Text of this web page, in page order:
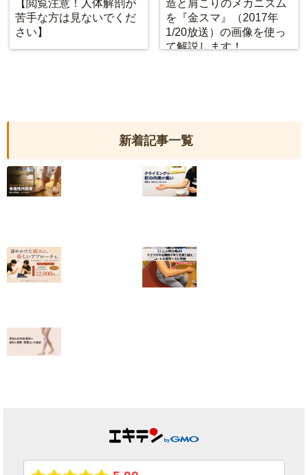
【閲覧注意！人体解剖が
苦手な方は見ないでくだ
さい】
造と肩こりのメカニズム
を『金スマ』（2017年
1/20放送）の画像を使っ
て解説します！
新着記事一覧
【有痛性外脛骨】
小6から続いた足
の内側の痛みが和
らいだ20代女性
クライミングで肘
の内側が痛い｜
2025年度日本代
表・平野夏海選手
【終了しました】
院名変更記念・初
回施術キャンペー